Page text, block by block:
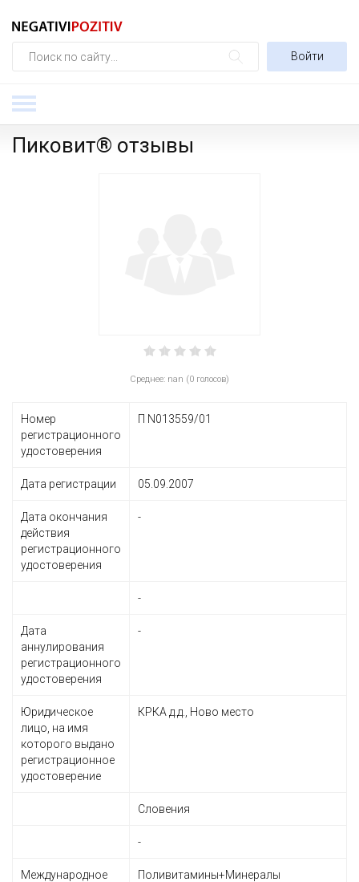
Войти
Пиковит® отзывы
Среднее: nan (0 голосов)
Номер
регистрационного
удостоверения
П N013559/01
Дата регистрации 05.09.2007
Дата окончания
действия
регистрационного
удостоверения
-
-
Дата
аннулирования
регистрационного
удостоверения
-
Юридическое
лицо, на имя
которого выдано
регистрационное
удостоверение
КРКА д.д., Ново место
Словения
-
Международное
Поливитамины+Минералы